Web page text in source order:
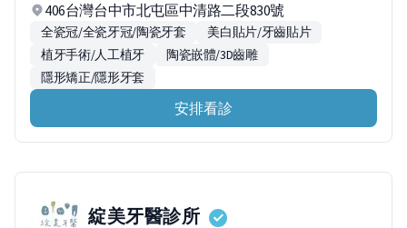
406台灣台中市北屯區中清路二段830號
全瓷冠/全瓷牙冠/陶瓷牙套
美白貼片/牙齒貼片
植牙手術/人工植牙
陶瓷嵌體/3D齒雕
隱形矯正/隱形牙套
安排看診
綻美牙醫診所